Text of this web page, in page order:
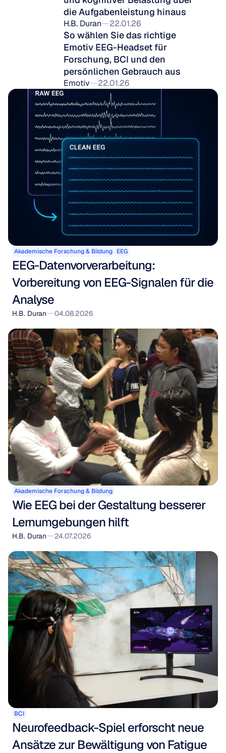
die Aufgabenleistung hinaus
H.B. Duran 22.01.26
So wählen Sie das richtige
Emotiv EEG-Headset für
Forschung, BCI und den
persönlichen Gebrauch aus
Emotiv 22.01.26
Akademische Forschung & Bildung EEG
EEG-Datenvorverarbeitung:
Vorbereitung von EEG-Signalen für die
Analyse
H.B. Duran 04.08.2026
Akademische Forschung & Bildung
Wie EEG bei der Gestaltung besserer
Lernumgebungen hilft
H.B. Duran 24.07.2026
BCI
Neurofeedback-Spiel erforscht neue
Ansätze zur Bewältigung von Fatigue